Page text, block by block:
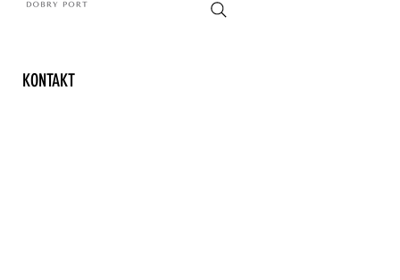
KONTAKT